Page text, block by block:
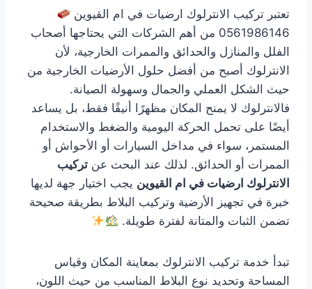
تعتبر تركيب الانترلوك ارضيات في ام القيوين
0561986146 من أهم الشركات التي يحتاجها أصحاب
الفلل والمنازل والحدائق والممرات الخارجية، لأن
الانترلوك أصبح من أفضل حلول الأرضيات الخارجية من
حيث الشكل العملي والجمال وسهولة الصيانة.
فالانترلوك لا يمنح المكان مظهرًا أنيقًا فقط، بل يساعد
أيضًا على تحمل الحركة اليومية والضغط والاستخدام
المستمر، سواء في مداخل السيارات أو الأحواش أو
الممرات أو الحدائق. لذلك عند البحث عن تركيب
الانترلوك ارضيات في ام القيوين يجب اختيار جهة لديها
خبرة في تجهيز الأرضية وتركيب البلاط بطريقة صحيحة
تضمن الثبات والمتانة لفترة طويلة.
تبدأ خدمة تركيب الانترلوك بمعاينة المكان وقياس
المساحة وتحديد نوع البلاط المناسب من حيث اللون،